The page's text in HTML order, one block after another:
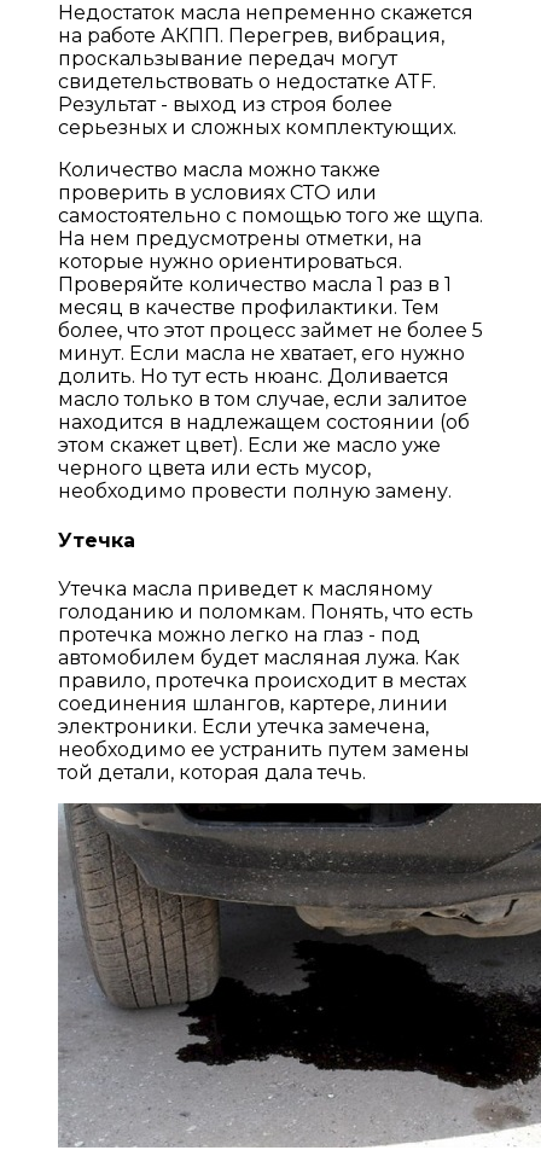
Недостаток масла непременно скажется
на работе АКПП. Перегрев, вибрация,
проскальзывание передач могут
свидетельствовать о недостатке ATF.
Результат - выход из строя более
серьезных и сложных комплектующих.
Количество масла можно также
проверить в условиях СТО или
самостоятельно с помощью того же щупа.
На нем предусмотрены отметки, на
которые нужно ориентироваться.
Проверяйте количество масла 1 раз в 1
месяц в качестве профилактики. Тем
более, что этот процесс займет не более 5
минут. Если масла не хватает, его нужно
долить. Но тут есть нюанс. Доливается
масло только в том случае, если залитое
находится в надлежащем состоянии (об
этом скажет цвет). Если же масло уже
черного цвета или есть мусор,
необходимо провести полную замену.
Утечка
Утечка масла приведет к масляному
голоданию и поломкам. Понять, что есть
протечка можно легко на глаз - под
автомобилем будет масляная лужа. Как
правило, протечка происходит в местах
соединения шлангов, картере, линии
электроники. Если утечка замечена,
необходимо ее устранить путем замены
той детали, которая дала течь.